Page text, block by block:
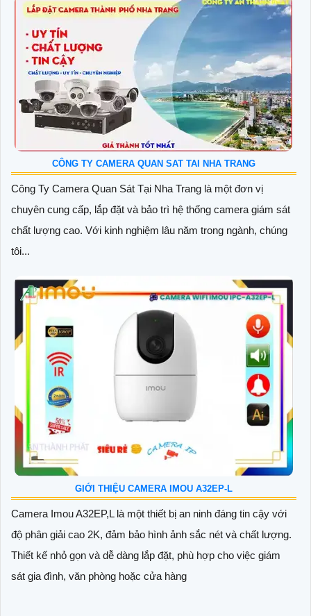
CÔNG TY CAMERA QUAN SAT TAI NHA TRANG
Công Ty Camera Quan Sát Tại Nha Trang là một đơn vị
chuyên cung cấp, lắp đặt và bảo trì hệ thống camera giám sát
chất lượng cao. Với kinh nghiệm lâu năm trong ngành, chúng
tôi...
GIỚI THIỆU CAMERA IMOU A32EP-L
Camera Imou A32EP,L là một thiết bị an ninh đáng tin cậy với
độ phân giải cao 2K, đảm bảo hình ảnh sắc nét và chất lượng.
Thiết kế nhỏ gọn và dễ dàng lắp đặt, phù hợp cho việc giám
sát gia đình, văn phòng hoặc cửa hàng